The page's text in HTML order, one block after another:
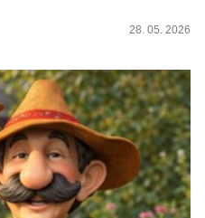
28. 05. 2026